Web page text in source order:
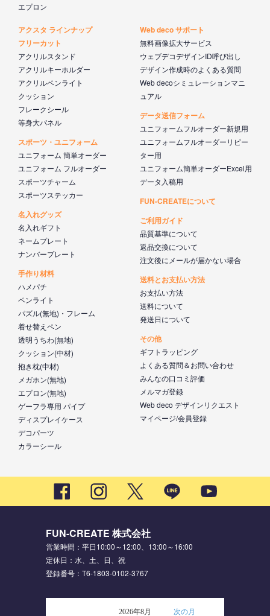
エプロン
アクスタ ラインナップ
フリーカット
アクリルスタンド
アクリルキーホルダー
アクリルペンライト
クッション
フレークシール
等身大パネル
スポーツ・ユニフォーム
ユニフォーム 簡単オーダー
ユニフォーム フルオーダー
スポーツチャーム
スポーツステッカー
名入れグッズ
名入れギフト
ネームプレート
ナンバープレート
手作り材料
ハメパチ
ペンライト
パズル(無地)・フレーム
着せ替えペン
透明うちわ(無地)
クッション(中材)
抱き枕(中材)
メガホン(無地)
エプロン(無地)
ゲーフラ専用 パイプ
ディスプレイケース
デコパーツ
カラーシール
Web deco サポート
無料画像拡大サービス
ウェブデコデザインID呼び出し
デザイン作成時のよくある質問
Web decoシミュレーションマニ
ュアル
データ送信フォーム
ユニフォームフルオーダー新規用
ユニフォームフルオーダーリピー
ター用
ユニフォーム簡単オーダーExcel用
データ入稿用
FUN-CREATEについて
ご利用ガイド
品質基準について
返品交換について
注文後にメールが届かない場合
送料とお支払い方法
お支払い方法
送料について
発送日について
その他
ギフトラッピング
よくある質問＆お問い合わせ
みんなの口コミ評価
メルマガ登録
Web deco デザインリクエスト
マイページ/会員登録
FUN-CREATE 株式会社
営業時間：平日10:00～12:00、13:00～16:00
定休日：水、土、日、祝
登録番号：T6-1803-0102-3767